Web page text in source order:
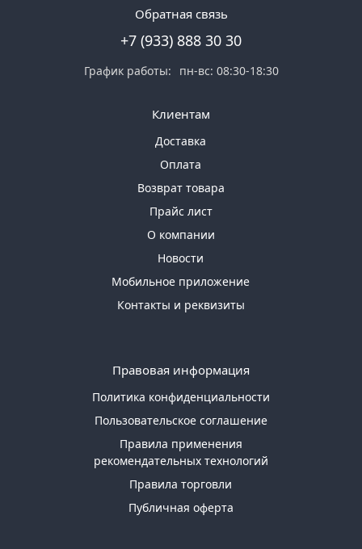
Обратная связь
+7 (933) 888 30 30
График работы: пн-вс: 08:30-18:30
Клиентам
Доставка
Оплата
Возврат товара
Прайс лист
О компании
Новости
Мобильное приложение
Контакты и реквизиты
Правовая информация
Политика конфиденциальности
Пользовательское соглашение
Правила применения
рекомендательных технологий
Правила торговли
Публичная оферта